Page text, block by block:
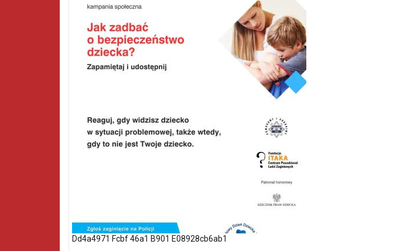
Dd4a4971 Fcbf 46a1 B901 E08928cb6ab1